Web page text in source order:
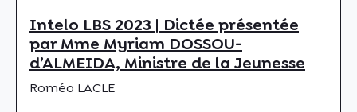
Intelo LBS 2023 | Dictée présentée
par Mme Myriam DOSSOU-
d’ALMEIDA, Ministre de la Jeunesse
Roméo LACLE